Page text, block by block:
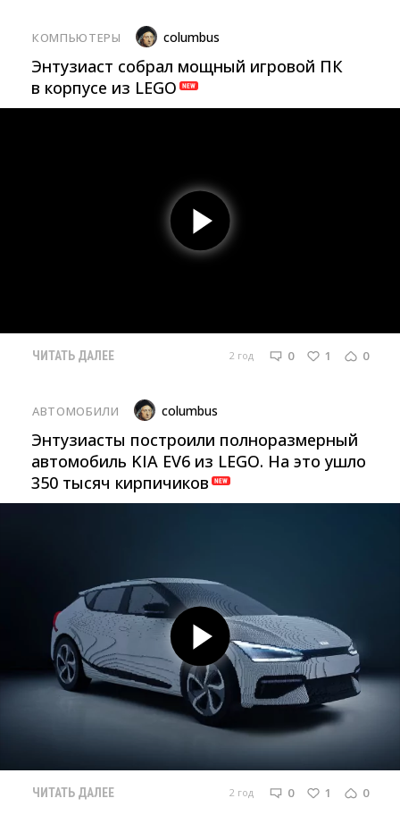
КОМПЬЮТЕРЫ columbus
Энтузиаст собрал мощный игровой ПК
в корпусе из LEGO
ЧИТАТЬ ДАЛЕЕ 2 год 0 1 0
АВТОМОБИЛИ columbus
Энтузиасты построили полноразмерный
автомобиль KIA EV6 из LEGO. На это ушло
350 тысяч кирпичиков
ЧИТАТЬ ДАЛЕЕ 2 год 0 1 0